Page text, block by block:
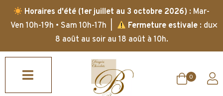
Horaires d'été (1er juillet au 3 octobre 2026) : Mar-
Ven 10h-19h • Sam 10h-17h |
Fermeture estivale: du
8 août au soir au 18 août à 10h.
✕
0